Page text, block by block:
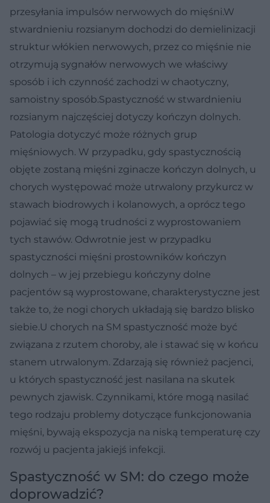
przesyłania impulsów nerwowych do mięśni.W
stwardnieniu rozsianym dochodzi do demielinizacji
struktur włókien nerwowych, przez co mięśnie nie
otrzymują sygnałów nerwowych we właściwy
sposób i ich czynność zachodzi w chaotyczny,
samoistny sposób.Spastyczność w stwardnieniu
rozsianym najczęściej dotyczy kończyn dolnych.
Patologia dotyczyć może różnych grup
mięśniowych. W przypadku, gdy spastycznością
objęte zostaną mięśni zginacze kończyn dolnych, u
chorych występować może utrwalony przykurcz w
stawach biodrowych i kolanowych, a oprócz tego
pojawiać się mogą trudności z wyprostowaniem
tych stawów. Odwrotnie jest w przypadku
spastyczności mięśni prostowników kończyn
dolnych – w jej przebiegu kończyny dolne
pacjentów są wyprostowane, charakterystyczne jest
także to, że nogi chorych układają się bardzo blisko
siebie.U chorych na SM spastyczność może być
związana z rzutem choroby, ale i stawać się w końcu
stanem utrwalonym. Zdarzają się również pacjenci,
u których spastyczność jest nasilana na skutek
pewnych zjawisk. Czynnikami, które mogą nasilać
tego rodzaju problemy dotyczące funkcjonowania
mięśni, bywają ekspozycja na niską temperaturę czy
rozwój u pacjenta jakiejś infekcji.
Spastyczność w SM: do czego może
doprowadzić?